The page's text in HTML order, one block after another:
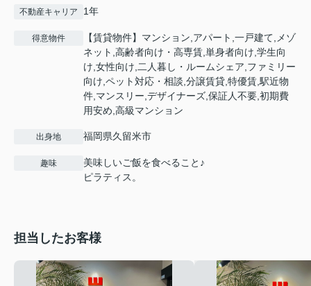
不動産キャリア 1年
得意物件
【賃貸物件】マンション,アパート,一戸建て,メゾ
ネット,高齢者向け・高専賃,単身者向け,学生向
け,女性向け,二人暮し・ルームシェア,ファミリー
向け,ペット対応・相談,分譲賃貸,特優賃,駅近物
件,マンスリー,デザイナーズ,保証人不要,初期費
用安め,高級マンション
出身地 福岡県久留米市
趣味
美味しいご飯を食べること♪
ピラティス。
担当したお客様